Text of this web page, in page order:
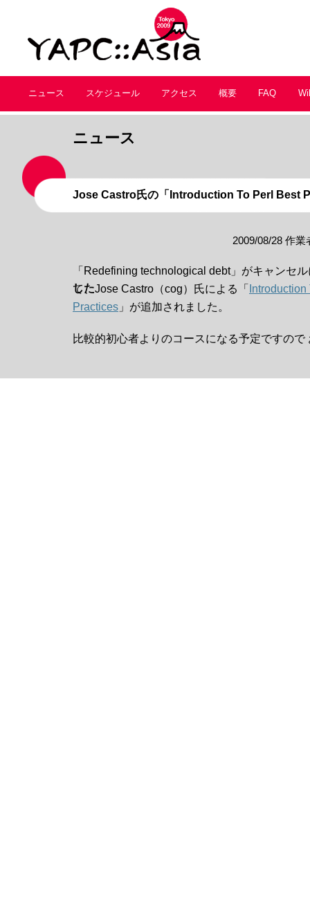
ニュース スケジュール アクセス 概要 FAQ
ニュース
Jose Castro氏の「Introduction To Perl Best
した
2009/08/28 作業
「Redefining technological debt」がキャンセ
て、Jose Castro（cog）氏による「Introduction
Practices 」が追加されました。
比較的初心者よりのコースになる予定ですので